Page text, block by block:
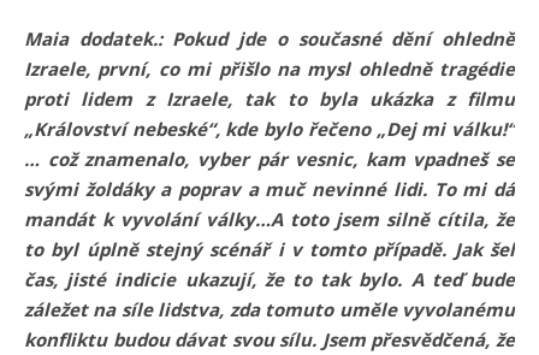
Maia dodatek.: Pokud jde o současné dění ohledně
Izraele, první, co mi přišlo na mysl ohledně tragédie
proti lidem z Izraele, tak to byla ukázka z filmu
„Království nebeské“, kde bylo řečeno „Dej mi válku!“
… což znamenalo, vyber pár vesnic, kam vpadneš se
svými žoldáky a poprav a muč nevinné lidi. To mi dá
mandát k vyvolání války…A toto jsem silně cítila, že
to byl úplně stejný scénář i v tomto případě. Jak šel
čas, jisté indicie ukazují, že to tak bylo. A teď bude
záležet na síle lidstva, zda tomuto uměle vyvolanému
konfliktu budou dávat svou sílu. Jsem přesvědčená, že